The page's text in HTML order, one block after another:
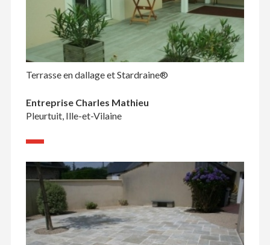
Terrasse en dallage et Stardraine®
Entreprise Charles Mathieu
Pleurtuit, Ille-et-Vilaine